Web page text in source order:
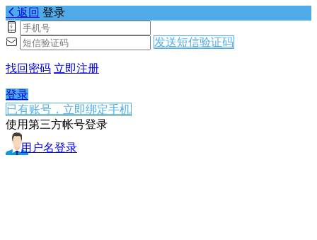
返回 登录
发送短信验证码
找回密码 立即注册
登录
已有账号，立即绑定手机
使用第三方帐号登录
用户名登录